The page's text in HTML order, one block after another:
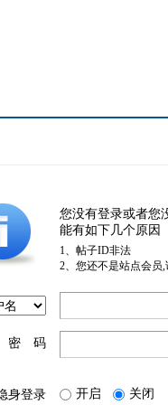
您没有登录或者您
能有如下几个原因
1、帖子ID非法
2、您还不是站点会员
密 码
身登录 开启 关闭